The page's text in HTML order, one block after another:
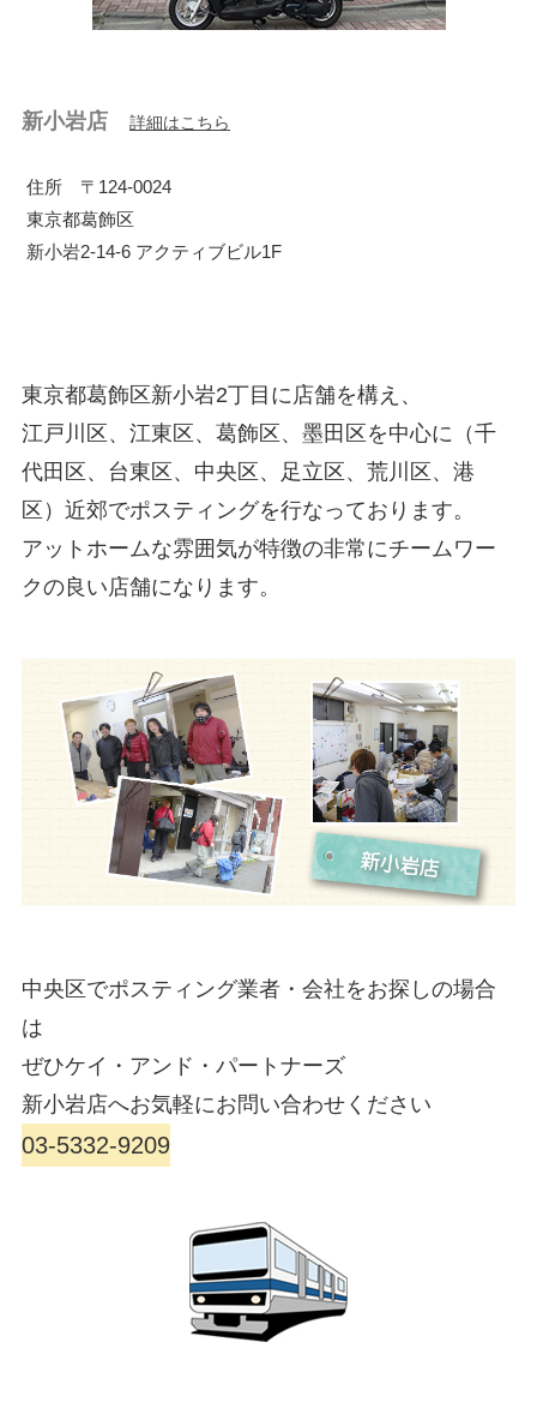
新小岩店 詳細はこちら
住所 ​〒124-0024
東京都葛飾区
新小岩2-14-6 アクティブビル1F
東京都葛飾区新小岩2丁目に店舗を構え、
江戸川区、 江東区、葛飾区、墨田区を中心に（千
代田区、台東区、中央区、足立区、荒川区、港
区）近郊でポスティングを行なっております。
アットホームな雰囲気が特徴の非常にチームワー
クの良い店舗になります。
中央区でポスティング業者・会社をお探しの場合
は
ぜひケイ・アンド・パートナーズ
新小岩店へお気軽にお問い合わせください
03-5332-9209